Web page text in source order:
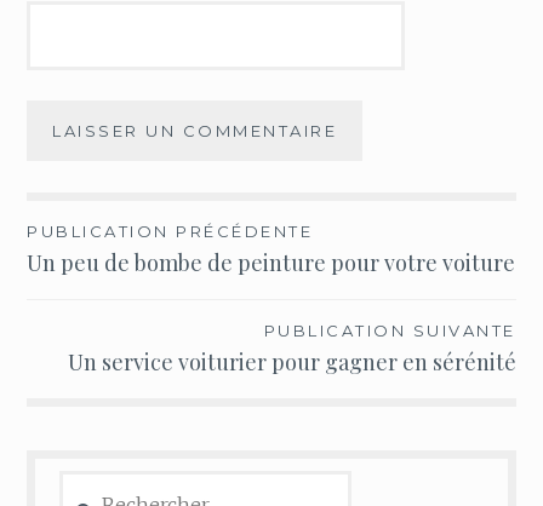
Navigation
de
PUBLICATION PRÉCÉDENTE
Un peu de bombe de peinture pour votre voiture
PUBLICATION SUIVANTE
Un service voiturier pour gagner en sérénité